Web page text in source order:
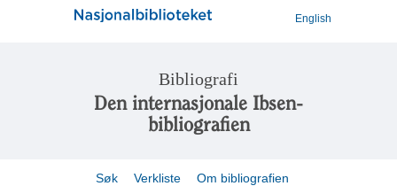
English
Bibliografi
Den internasjonale Ibsen-
bibliografien
Søk Verkliste Om bibliografien